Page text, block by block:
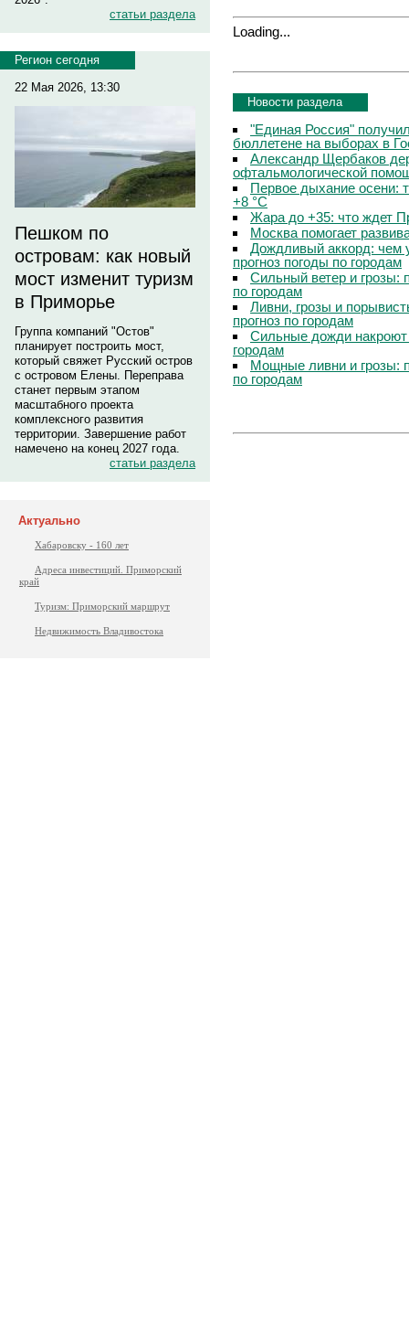
статьи раздела
Регион сегодня
22 Мая 2026, 13:30
Пешком по
островам: как новый
мост изменит туризм
в Приморье
Группа компаний "Остов"
планирует построить мост,
который свяжет Русский остров
с островом Елены. Переправа
станет первым этапом
масштабного проекта
комплексного развития
территории. Завершение работ
намечено на конец 2027 года.
статьи раздела
Актуально
Хабаровску - 160 лет
Адреса инвестиций. Приморский
край
Туризм: Приморский маршрут
Недвижимость Владивостока
Loading...
Новости раздела
"Единая Россия"
бюллетене на выборах в
Александр Щербаков
офтальмологической
Первое дыхание осени:
+8 °C
Жара до +35: что ждет
Москва помогает
Дождливый аккорд: чем
прогноз погоды по городам
Сильный ветер и грозы:
по городам
Ливни, грозы и
прогноз по городам
Сильные дожди
городам
Мощные ливни и грозы:
по городам